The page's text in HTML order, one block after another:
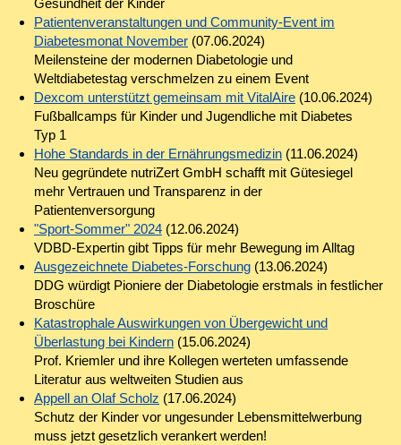
Patientenveranstaltungen und Community-Event im
Diabetesmonat November(07.06.2024)
Meilensteine der modernen Diabetologie und
Weltdiabetestag verschmelzen zu einem Event
Dexcom unterstützt gemeinsam mit VitalAire(10.06.2024)
Fußballcamps für Kinder und Jugendliche mit Diabetes
Typ 1
Hohe Standards in der Ernährungsmedizin(11.06.2024)
Neu gegründete nutriZert GmbH schafft mit Gütesiegel
mehr Vertrauen und Transparenz in der
Patientenversorgung
"Sport-Sommer" 2024(12.06.2024)
VDBD-Expertin gibt Tipps für mehr Bewegung im Alltag
Ausgezeichnete Diabetes-Forschung(13.06.2024)
DDG würdigt Pioniere der Diabetologie erstmals in festlicher
Broschüre
Katastrophale Auswirkungen von Übergewicht und
Überlastung bei Kindern(15.06.2024)
Prof. Kriemler und ihre Kollegen werteten umfassende
Literatur aus weltweiten Studien aus
Appell an Olaf Scholz (17.06.2024)
Schutz der Kinder vor ungesunder Lebensmittelwerbung
muss jetzt gesetzlich verankert werden!